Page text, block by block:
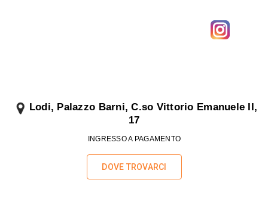
Lodi, Palazzo Barni, C.so Vittorio Emanuele II,
17
INGRESSO A PAGAMENTO
DOVE TROVARCI